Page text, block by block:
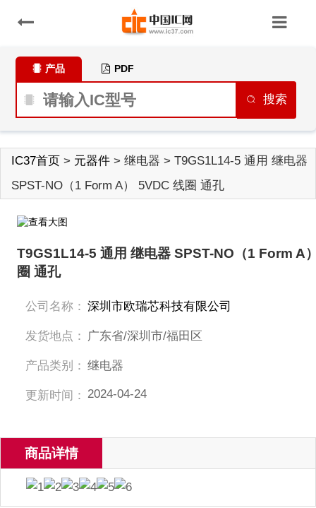
产品 PDF
搜索
IC37首页 > 元器件> 继电器 > T9GS1L14-5 通用 继电器
SPST-NO（1 Form A） 5VDC 线圈 通孔
T9GS1L14-5 通用 继电器 SPST-NO（1 Form A
圈 通孔
公司名称： 深圳市欧瑞芯科技有限公司
发货地点： 广东省/深圳市/福田区
产品类别： 继电器
更新时间： 2024-04-24
商品详情